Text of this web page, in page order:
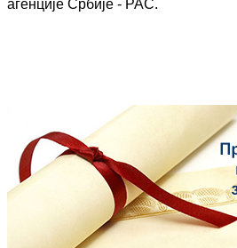
агенције Србије - РАС.